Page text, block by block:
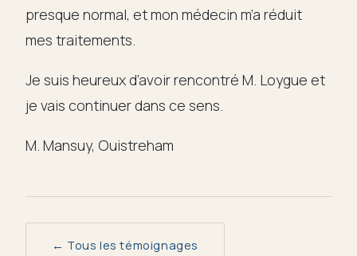
presque normal, et mon médecin m’a réduit
mes traitements.
Je suis heureux d’avoir rencontré M. Loygue et
je vais continuer dans ce sens.
M. Mansuy, Ouistreham
← Tous les témoignages